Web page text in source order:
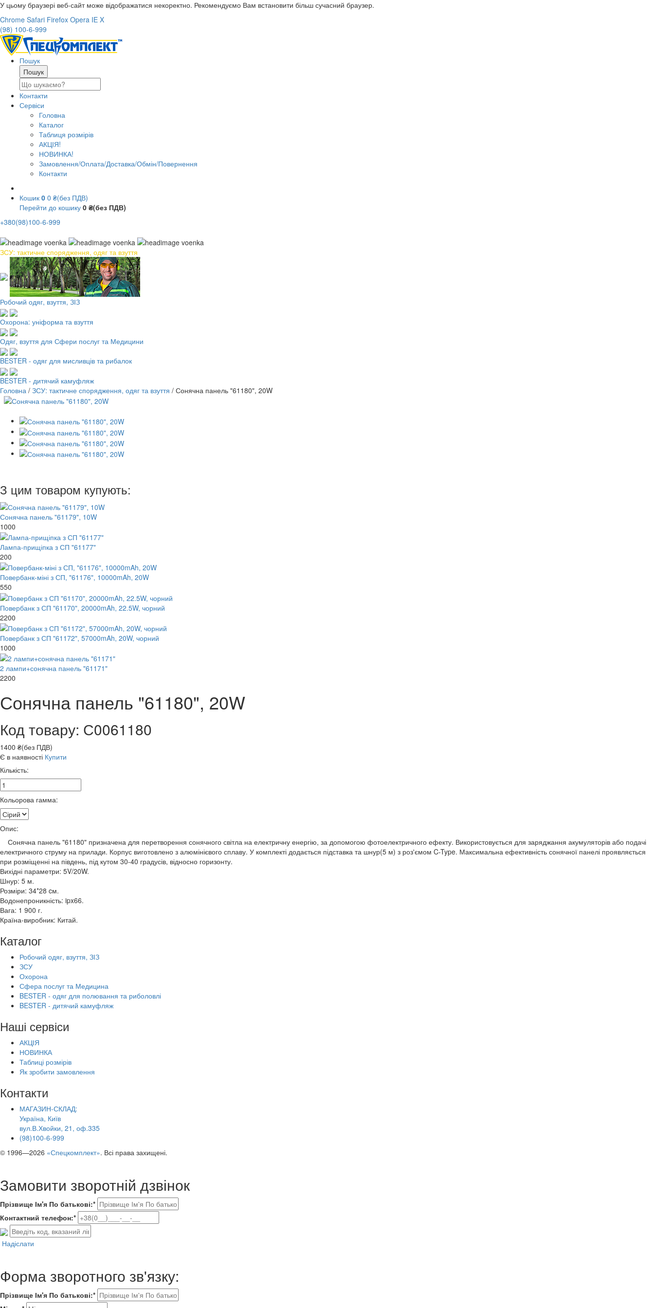
У цьому браузері веб-сайт може відображатися некоректно. Рекомендуємо Вам встановити більш сучасний браузер.
Chrome Safari Firefox Opera IE X
(98) 100-6-999
Пошук
Контакти
Сервіси
Головна
Каталог
Таблиця розмірів
АКЦІЯ!
НОВИНКА!
Замовлення/Оплата/Доставка/Обмін/Повернення
Контакти
Кошик 0 0 ₴(без ПДВ)
Перейти до кошику 0 ₴(без ПДВ)
+380(98)100-6-999
ЗСУ: тактичне спорядження, одяг та взуття
Робочий одяг, взуття, ЗІЗ
Охорона: уніформа та взуття
Одяг, взуття для Сфери послуг та Медицини
BESTER - одяг для мисливців та рибалок
BESTER - дитячий камуфляж
Головна / ЗСУ: тактичне спорядження, одяг та взуття / Сонячна панель "61180", 20W
З цим товаром купують:
Сонячна панель "61179", 10W
1000
Лампа-прищіпка з СП "61177"
200
Повербанк-міні з СП, "61176", 10000mAh, 20W
550
Повербанк з СП "61170", 20000mAh, 22.5W, чорний
2200
Повербанк з СП "61172", 57000mAh, 20W, чорний
1000
2 лампи+сонячна панель "61171"
2200
Сонячна панель "61180", 20W
Код товару: С0061180
1400 ₴(без ПДВ)
Є в наявності Купити
Кількість:
Кольорова гамма:
Опис:
Сонячна панель "61180" призначена для перетворення сонячного світла на електричну енергію, за допомогою фотоелектричного ефекту. Використовується для заряджання акумуляторів або подачі
електричного струму на прилади. Корпус виготовлено з алюмінієвого сплаву. У комплекті додається підставка та шнур(5 м) з роз'ємом C-Type. Максимальна ефективність сонячної панелі проявляється
при розміщенні на південь, під кутом 30-40 градусів, відносно горизонту.
Вихідні параметри: 5V/20W.
Шнур: 5 м.
Розміри: 34*28 cм.
Водонепроникність: ipx66.
Вага: 1 900 г.
Країна-виробник: Китай.
Каталог
Робочий одяг, взуття, ЗІЗ
ЗСУ
Охорона
Сфера послуг та Медицина
BESTER - одяг для полювання та риболовлі
BESTER - дитячий камуфляж
Наші сервіси
АКЦІЯ
НОВИНКА
Таблиці розмірів
Як зробити замовлення
Контакти
МАГАЗИН-СКЛАД:
Україна, Київ
вул.В.Хвойки, 21, оф.335
(98)100-6-999
© 1996—2026 «Спецкомплект». Всі права захищені.
Замовити зворотній дзвінок
Прізвище Ім'я По батькові:*
Контактний телефон:*
Надіслати
Форма зворотного зв'язку:
Прізвище Ім'я По батькові:*